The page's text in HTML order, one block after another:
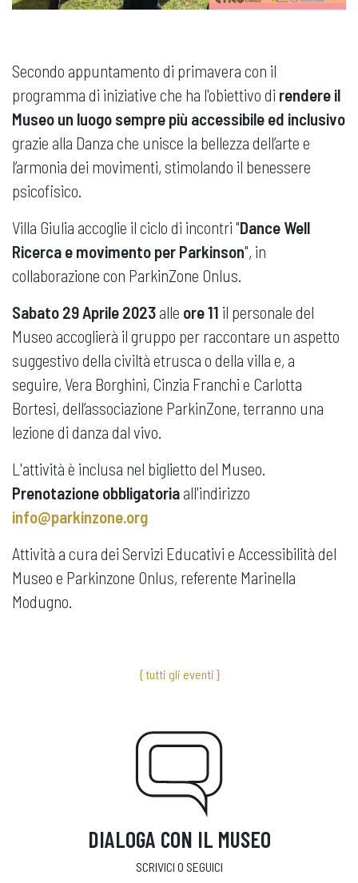
Secondo appuntamento di primavera con il
programma di iniziative che ha l'obiettivo di rendere il
Museo un luogo sempre più accessibile ed inclusivo
grazie alla Danza che unisce la bellezza dell’arte e
l’armonia dei movimenti, stimolando il benessere
psicofisico.
Villa Giulia accoglie il ciclo di incontri "Dance Well
Ricerca e movimento per Parkinson", in
collaborazione con ParkinZone Onlus.
Sabato 29 Aprile 2023 alle ore 11 il personale del
Museo accoglierà il gruppo per raccontare un aspetto
suggestivo della civiltà etrusca o della villa e, a
seguire, Vera Borghini, Cinzia Franchi e Carlotta
Bortesi, dell’associazione ParkinZone, terranno una
lezione di danza dal vivo.
L'attività è inclusa nel biglietto del Museo.
Prenotazione obbligatoria all'indirizzo
info@parkinzone.org
Attività a cura dei Servizi Educativi e Accessibilità del
Museo e Parkinzone Onlus, referente Marinella
Modugno.
{ tutti gli eventi }
DIALOGA CON IL MUSEO
SCRIVICI O SEGUICI